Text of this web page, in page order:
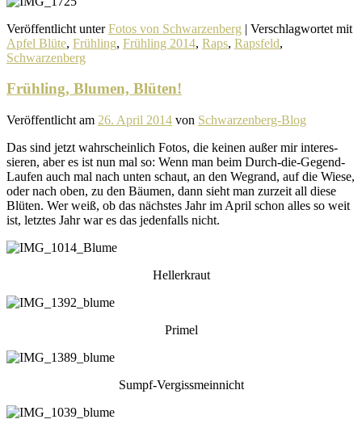
Veröffentlicht unter Fotos von Schwarzenberg | Verschlagwortet mit
Apfel Blüte, Frühling, Frühling 2014, Raps, Rapsfeld,
Schwarzenberg
Frühling, Blumen, Blüten!
Veröffentlicht am 26. April 2014 von Schwarzenberg-Blog
Das sind jetzt wahr­schein­lich Fotos, die keinen außer mir inter­es­
sieren, aber es ist nun mal so: Wenn man beim Durch-die-Gegend-
Laufen auch mal nach unten schaut, an den Wegrand, auf die Wiese,
oder nach oben, zu den Bäumen, dann sieht man zurzeit all diese
Blüten. Wer weiß, ob das nächstes Jahr im April schon alles so weit
ist, letztes Jahr war es das jeden­falls nicht.
Hellerkraut
Primel
Sumpf-Vergissmeinnicht